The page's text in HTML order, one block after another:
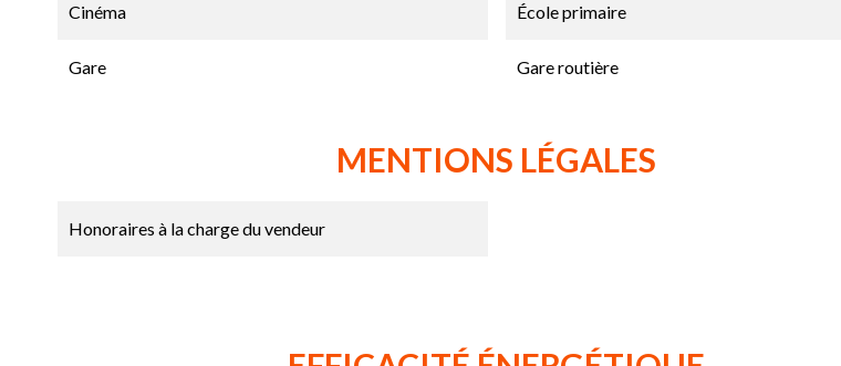
Cinéma École primaire
Gare Gare routière
MENTIONS LÉGALES
Honoraires à la charge du vendeur